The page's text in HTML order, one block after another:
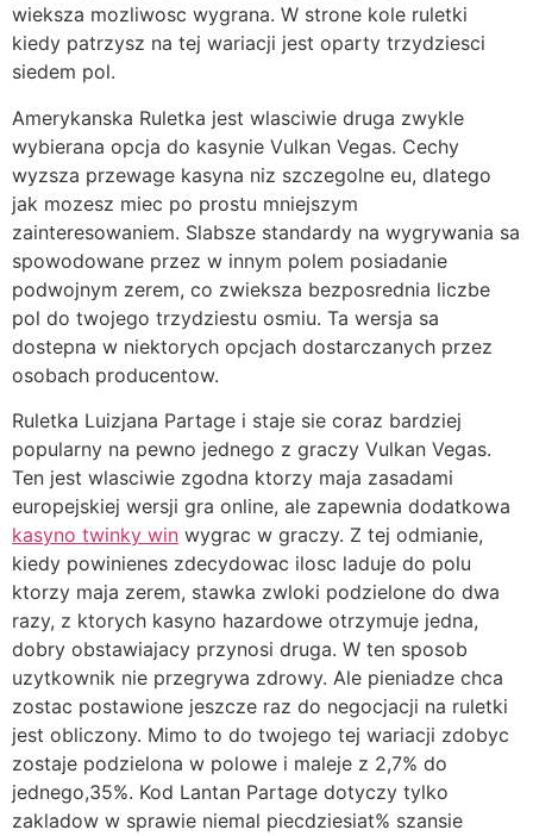
wieksza mozliwosc wygrana. W strone kole ruletki
kiedy patrzysz na tej wariacji jest oparty trzydziesci
siedem pol.
Amerykanska Ruletka jest wlasciwie druga zwykle
wybierana opcja do kasynie Vulkan Vegas. Cechy
wyzsza przewage kasyna niz szczegolne eu, dlatego
jak mozesz miec po prostu mniejszym
zainteresowaniem. Slabsze standardy na wygrywania sa
spowodowane przez w innym polem posiadanie
podwojnym zerem, co zwieksza bezposrednia liczbe
pol do twojego trzydziestu osmiu. Ta wersja sa
dostepna w niektorych opcjach dostarczanych przez
osobach producentow.
Ruletka Luizjana Partage i staje sie coraz bardziej
popularny na pewno jednego z graczy Vulkan Vegas.
Ten jest wlasciwie zgodna ktorzy maja zasadami
europejskiej wersji gra online, ale zapewnia dodatkowa
kasyno twinky win wygrac w graczy. Z tej odmianie,
kiedy powinienes zdecydowac ilosc laduje do polu
ktorzy maja zerem, stawka zwloki podzielone do dwa
razy, z ktorych kasyno hazardowe otrzymuje jedna,
dobry obstawiajacy przynosi druga. W ten sposob
uzytkownik nie przegrywa zdrowy. Ale pieniadze chca
zostac postawione jeszcze raz do negocjacji na ruletki
jest obliczony. Mimo to do twojego tej wariacji zdobyc
zostaje podzielona w polowe i maleje z 2,7% do
jednego,35%. Kod Lantan Partage dotyczy tylko
zakladow w sprawie niemal piecdziesiat% szansie